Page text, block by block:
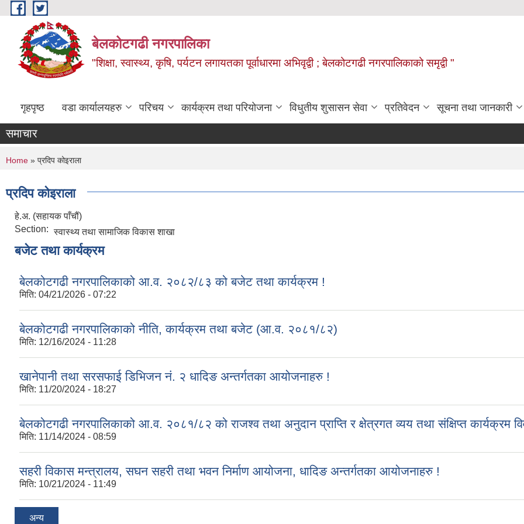
Skip to main content
बेलकोटगढी नगरपालिका
"शिक्षा, स्वास्थ्य, कृषि, पर्यटन लगायतका पूर्वाधारमा अभिवृद्वी ; बेलकोटगढी नगरपालिकाको समृद्वी "
गृहपृष्ठ वडा कार्यालयहरु परिचय कार्यक्रम तथा परियोजना विधुतीय शुसासन सेवा प्रतिवेदन सूचना तथा जानकारी
समाचार
You are here
Home » प्रदिप कोइराला
प्रदिप कोइराला
हे.अ. (सहायक पाँचौं)
Section: स्वास्थ्य तथा सामाजिक विकास शाखा
बजेट तथा कार्यक्रम
बेलकोटगढी नगरपालिकाको आ.व. २०८२/८३ को बजेट तथा कार्यक्रम !
मिति: 04/21/2026 - 07:22
बेलकोटगढी नगरपालिकाको नीति, कार्यक्रम तथा बजेट (आ.व. २०८१/८२)
मिति: 12/16/2024 - 11:28
खानेपानी तथा सरसफाई डिभिजन नं. २ धादिङ अन्तर्गतका आयोजनाहरु !
मिति: 11/20/2024 - 18:27
बेलकोटगढी नगरपालिकाको आ.व. २०८१/८२ को राजश्व तथा अनुदान प्राप्ति र क्षेत्रगत व्यय तथा संक्षिप्त कार्यक्रम
मिति: 11/14/2024 - 08:59
सहरी विकास मन्त्रालय, सघन सहरी तथा भवन निर्माण आयोजना, धादिङ अन्तर्गतका आयोजनाहरु !
मिति: 10/21/2024 - 11:49
अन्य